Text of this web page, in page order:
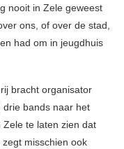
nooit in Zele geweest
ons, of over de stad,
had om in jeugdhuis
bracht organisator
drie bands naar het
te laten zien dat
misschien ook